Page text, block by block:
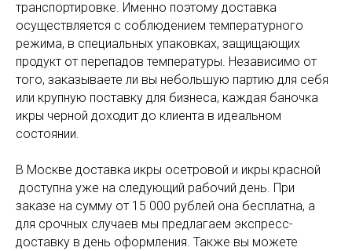
транспортировке. Именно поэтому доставка
осуществляется с соблюдением температурного
режима, в специальных упаковках, защищающих
продукт от перепадов температуры. Независимо от
того, заказываете ли вы небольшую партию для себя
или крупную поставку для бизнеса, каждая баночка
икры черной доходит до клиента в идеальном
состоянии.
В Москве доставка икры осетровой и икры красной
доступна уже на следующий рабочий день. При
заказе на сумму от 15 000 рублей она бесплатна, а
для срочных случаев мы предлагаем экспресс-
доставку в день оформления. Также вы можете